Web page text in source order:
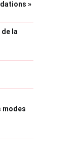
»
la
modes